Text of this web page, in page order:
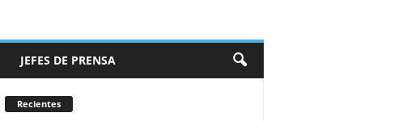
JEFES DE PRENSA
Recientes